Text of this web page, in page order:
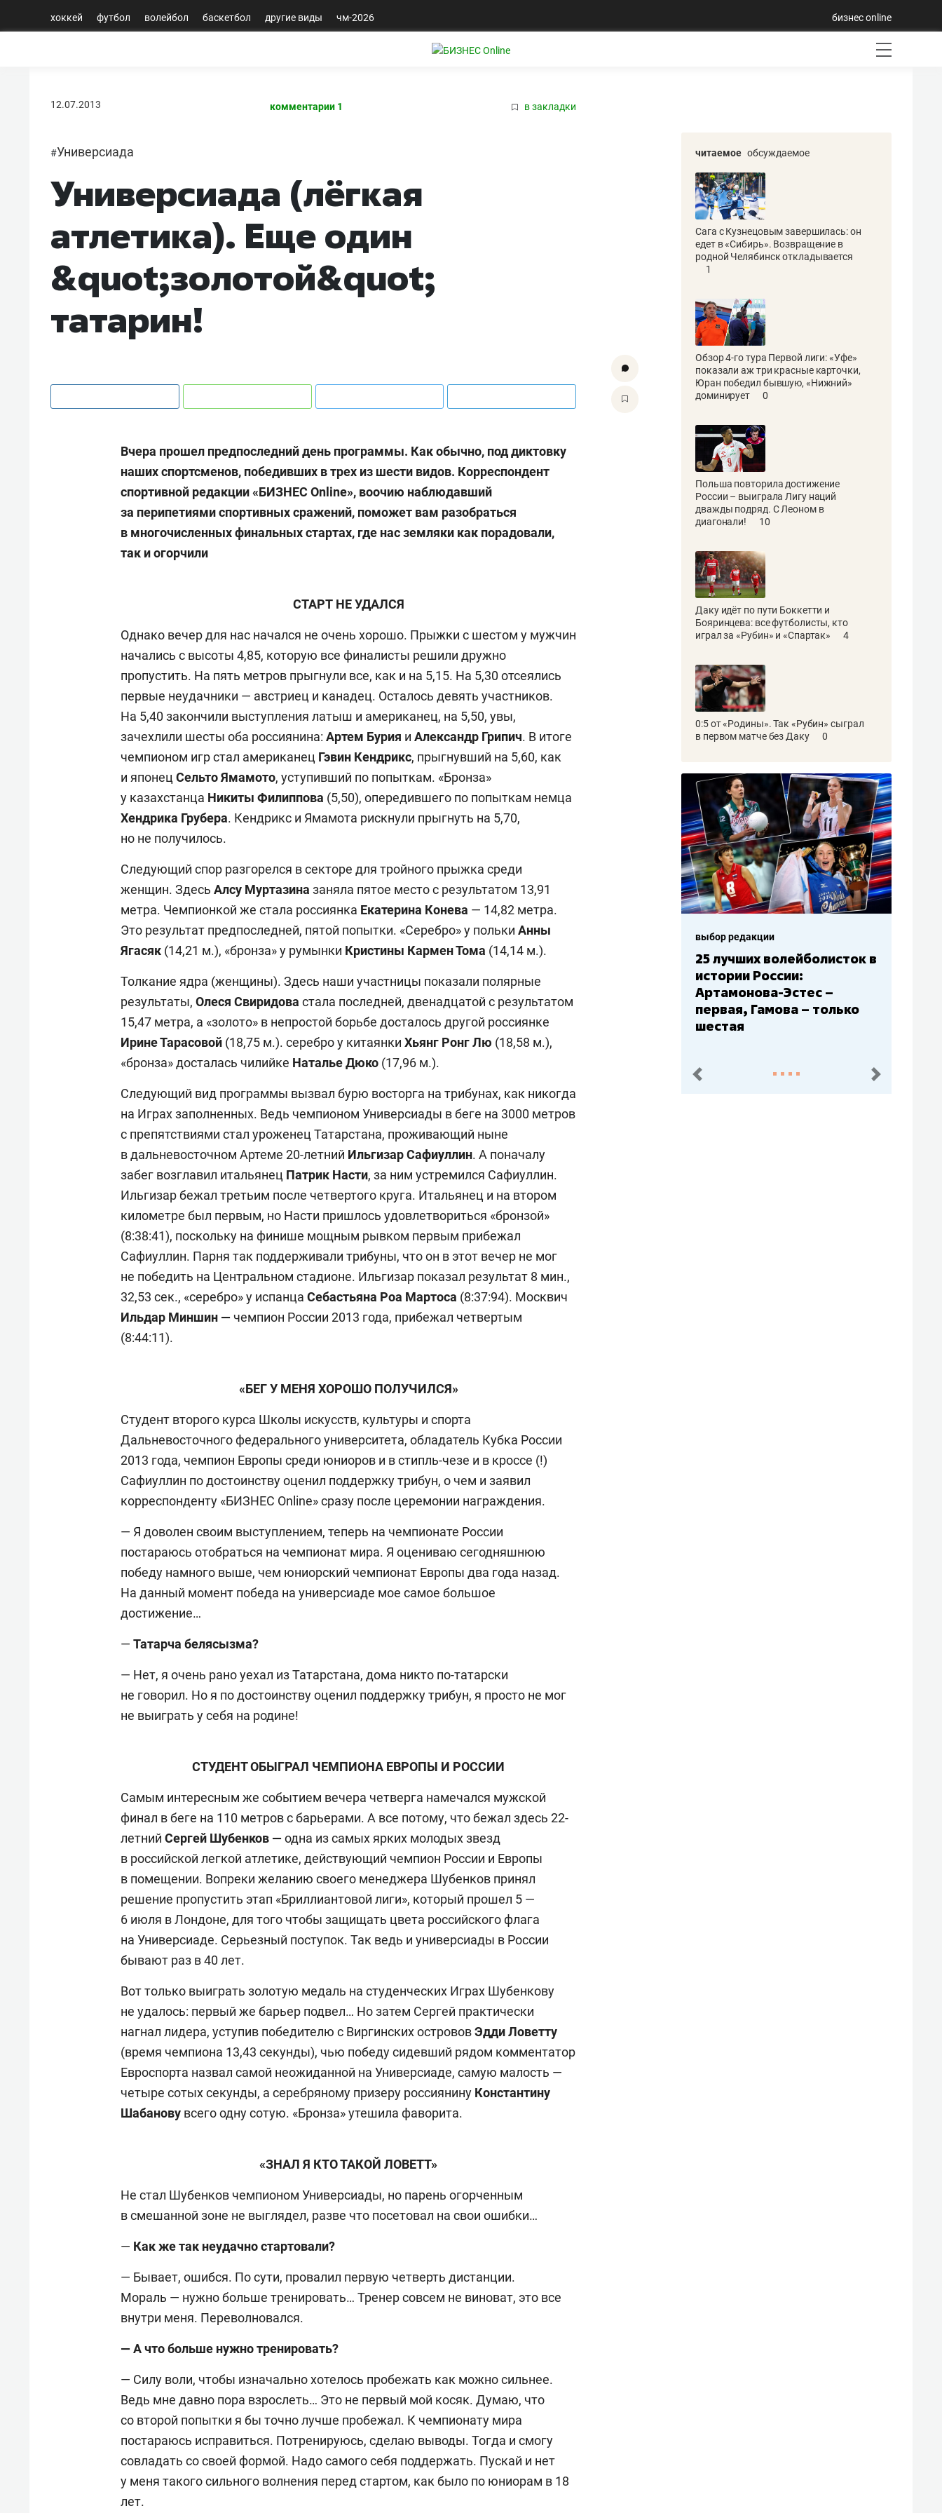
хоккей футбол волейбол баскетбол другие виды чм-2026 бизнес online
12.07.2013 комментарии 1 в закладки
#Универсиада
Универсиада (лёгкая
атлетика). Еще один
&quot;золотой&quot;
татарин!
Вчера прошел предпоследний день программы. Как обычно, под диктовку
наших спортсменов, победивших в трех из шести видов. Корреспондент
спортивной редакции «БИЗНЕС Оnline», воочию наблюдавший
за перипетиями спортивных сражений, поможет вам разобраться
в многочисленных финальных стартах, где нас земляки как порадовали,
так и огорчили
СТАРТ НЕ УДАЛСЯ
Однако вечер для нас начался не очень хорошо. Прыжки с шестом у мужчин
начались с высоты 4,85, которую все финалисты решили дружно
пропустить. На пять метров прыгнули все, как и на 5,15. На 5,30 отсеялись
первые неудачники — австриец и канадец. Осталось девять участников.
На 5,40 закончили выступления латыш и американец, на 5,50, увы,
зачехлили шесты оба россиянина: Артем Бурия и Александр Грипич. В итоге
чемпионом игр стал американец Гэвин Кендрикс, прыгнувший на 5,60, как
и японец Сельто Ямамото, уступивший по попыткам. «Бронза»
у казахстанца Никиты Филиппова (5,50), опередившего по попыткам немца
Хендрика Грубера. Кендрикс и Ямамота рискнули прыгнуть на 5,70,
но не получилось.
Следующий спор разгорелся в секторе для тройного прыжка среди
женщин. Здесь Алсу Муртазина заняла пятое место с результатом 13,91
метра. Чемпионкой же стала россиянка Екатерина Конева — 14,82 метра.
Это результат предпоследней, пятой попытки. «Серебро» у польки Анны
Ягасяк (14,21 м.), «бронза» у румынки Кристины Кармен Тома (14,14 м.).
Толкание ядра (женщины). Здесь наши участницы показали полярные
результаты, Олеся Свиридова стала последней, двенадцатой с результатом
15,47 метра, а «золото» в непростой борьбе досталось другой россиянке
Ирине Тарасовой (18,75 м.). серебро у китаянки Хьянг Ронг Лю (18,58 м.),
«бронза» досталась чилийке Наталье Дюко (17,96 м.).
Следующий вид программы вызвал бурю восторга на трибунах, как никогда
на Играх заполненных. Ведь чемпионом Универсиады в беге на 3000 метров
с препятствиями стал уроженец Татарстана, проживающий ныне
в дальневосточном Артеме 20-летний Ильгизар Сафиуллин. А поначалу
забег возглавил итальянец Патрик Насти, за ним устремился Сафиуллин.
Ильгизар бежал третьим после четвертого круга. Итальянец и на втором
километре был первым, но Насти пришлось удовлетвориться «бронзой»
(8:38:41), поскольку на финише мощным рывком первым прибежал
Сафиуллин. Парня так поддерживали трибуны, что он в этот вечер не мог
не победить на Центральном стадионе. Ильгизар показал результат 8 мин.,
32,53 сек., «серебро» у испанца Себастьяна Роа Мартоса (8:37:94). Москвич
Ильдар Миншин — чемпион России 2013 года, прибежал четвертым
(8:44:11).
«БЕГ У МЕНЯ ХОРОШО ПОЛУЧИЛСЯ»
Студент второго курса Школы искусств, культуры и спорта
Дальневосточного федерального университета, обладатель Кубка России
2013 года, чемпион Европы среди юниоров и в стипль-чезе и в кроссе (!)
Сафиуллин по достоинству оценил поддержку трибун, о чем и заявил
корреспонденту «БИЗНЕС Online» сразу после церемонии награждения.
— Я доволен своим выступлением, теперь на чемпионате России
постараюсь отобраться на чемпионат мира. Я оцениваю сегодняшнюю
победу намного выше, чем юниорский чемпионат Европы два года назад.
На данный момент победа на универсиаде мое самое большое
достижение…
— Татарча белясызма?
— Нет, я очень рано уехал из Татарстана, дома никто по-татарски
не говорил. Но я по достоинству оценил поддержку трибун, я просто не мог
не выиграть у себя на родине!
СТУДЕНТ ОБЫГРАЛ ЧЕМПИОНА ЕВРОПЫ И РОССИИ
Самым интересным же событием вечера четверга намечался мужской
финал в беге на 110 метров с барьерами. А все потому, что бежал здесь 22-
летний Сергей Шубенков — одна из самых ярких молодых звезд
в российской легкой атлетике, действующий чемпион России и Европы
в помещении. Вопреки желанию своего менеджера Шубенков принял
решение пропустить этап «Бриллиантовой лиги», который прошел 5 —
6 июля в Лондоне, для того чтобы защищать цвета российского флага
на Универсиаде. Серьезный поступок. Так ведь и универсиады в России
бывают раз в 40 лет.
Вот только выиграть золотую медаль на студенческих Играх Шубенкову
не удалось: первый же барьер подвел… Но затем Сергей практически
нагнал лидера, уступив победителю с Виргинских острововЭдди Ловетту
(время чемпиона 13,43 секунды), чью победу сидевший рядом комментатор
Евроспорта назвал самой неожиданной на Универсиаде, самую малость —
четыре сотых секунды, а серебряному призеру россиянину Константину
Шабанову всего одну сотую. «Бронза» утешила фаворита.
«ЗНАЛ Я КТО ТАКОЙ ЛОВЕТТ»
Не стал Шубенков чемпионом Универсиады, но парень огорченным
в смешанной зоне не выглядел, разве что посетовал на свои ошибки…
— Как же так неудачно стартовали?
— Бывает, ошибся. По сути, провалил первую четверть дистанции.
Мораль — нужно больше тренировать… Тренер совсем не виноват, это все
внутри меня. Переволновался.
— А что больше нужно тренировать?
— Силу воли, чтобы изначально хотелось пробежать как можно сильнее.
Ведь мне давно пора взрослеть… Это не первый мой косяк. Думаю, что
со второй попытки я бы точно лучше пробежал. К чемпионату мира
постараюсь исправиться. Потренируюсь, сделаю выводы. Тогда и смогу
совладать со своей формой. Надо самого себя поддержать. Пускай и нет
у меня такого сильного волнения перед стартом, как было по юниорам в 18
лет.
читаемое обсуждаемое
Сага с Кузнецовым завершилась: он
едет в «Сибирь». Возвращение в
родной Челябинск откладывается
1
Обзор 4-го тура Первой лиги: «Уфе»
показали аж три красные карточки,
Юран победил бывшую, «Нижний»
доминирует
0
Польша повторила достижение
России – выиграла Лигу наций
дважды подряд. С Леоном в
диагонали!
10
Даку идёт по пути Боккетти и
Бояринцева: все футболисты, кто
играл за «Рубин» и «Спартак»
4
0:5 от «Родины». Так «Рубин» сыграл
в первом матче без Даку
0
выбор редакции
25 лучших волейболисток в
истории России:
Артамонова-Эстес –
первая, Гамова – только
шестая
выбор редакции
Бюджеты клубов КХЛ: СКА
– главный мажор, «Ак
Барс» – второй, «Салават
Юлаев» – середняк
пред. след.